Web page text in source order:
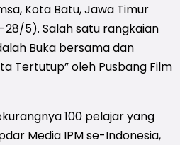
Kota Batu, Jawa Timur
5). Salah satu rangkaian
Buka bersama dan
Tertutup” oleh Pusbang Film
100 pelajar yang
Media IPM se-Indonesia,